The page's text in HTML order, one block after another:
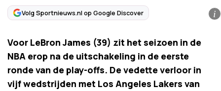
Volg Sportnieuws.nl op Google Discover i
Voor LeBron James (39) zit het seizoen in de
NBA erop na de uitschakeling in de eerste
ronde van de play-offs. De vedette verloor in
vijf wedstrijden met Los Angeles Lakers van